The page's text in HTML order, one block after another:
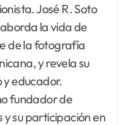
José R. Soto
la vida de
de la fotografía
y revela su
educador.
fundador de
su participación en